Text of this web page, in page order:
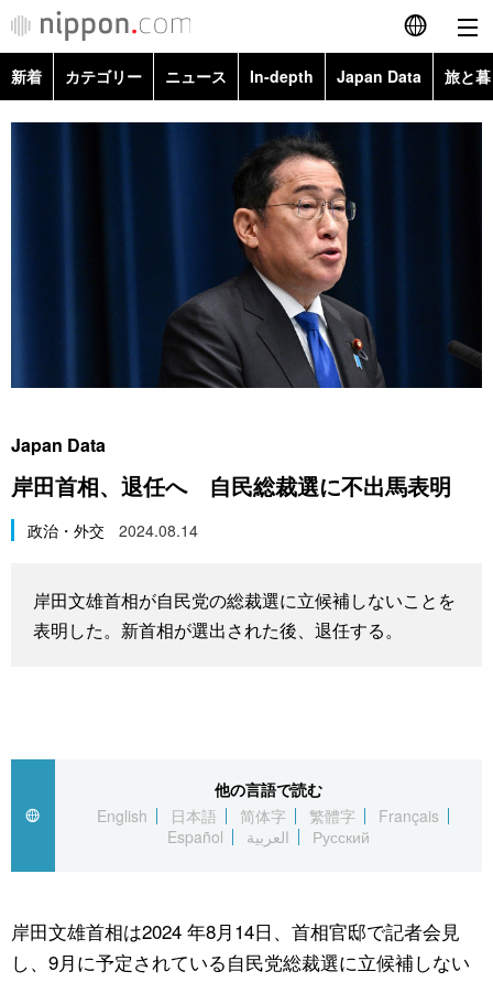
English
Español
العربية
社会
文化
科学・技術
旅と暮らし
動画/Live
Books
お知らせ
新着 カテゴリー ニュース In-depth Japan Data 旅と
政治・外交
スポーツ・東京2020
Topics
お知らせ
Japan Data
岸田首相、退任へ 自民総裁選に不出馬表明
政治・外交 2024.08.14
岸田文雄首相が自民党の総裁選に立候補しないことを
表明した。新首相が選出された後、退任する。
他の言語で読む
English
日本語 简体字 繁體字
Français
Español
العربية Русский
岸田文雄首相は2024 年8月14日、首相官邸で記者会見
し、9月に予定されている自民党総裁選に立候補しない